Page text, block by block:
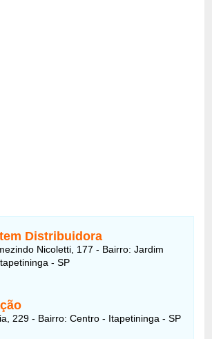
Distribuidora
Nicoletti, 177 - Bairro: Jardim
- SP
229 - Bairro: Centro - Itapetininga - SP